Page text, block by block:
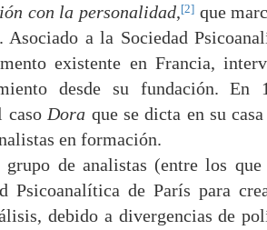
con la personalidad,[2]que
a la Sociedad
existente en Francia,
desde su fundación. En
casoDora que se dicta en su
en formación.
de analistas (entre los que
Psicoanalítica de París para
debido a divergencias de